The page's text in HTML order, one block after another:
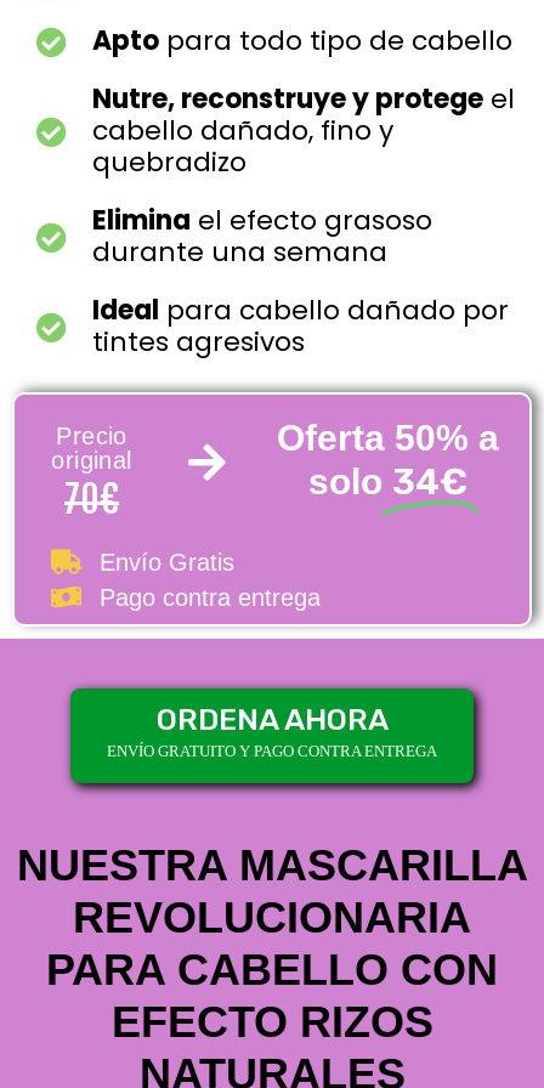
Apto para todo tipo de cabello
Nutre, reconstruye y protege el
cabello dañado, fino y
quebradizo
Elimina el efecto grasoso
durante una semana
Ideal para cabello dañado por
tintes agresivos
Precio
original
70€
Oferta 50% a
solo 34€
Envío Gratis
Pago contra entrega
ORDENA AHORA
ENVÍO GRATUITO Y PAGO CONTRA ENTREGA
NUESTRA MASCARILLA
REVOLUCIONARIA
PARA CABELLO CON
EFECTO RIZOS
NATURALES